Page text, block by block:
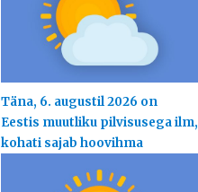
Täna, 6. augustil 2026 on
Eestis muutliku pilvisusega ilm,
kohati sajab hoovihma